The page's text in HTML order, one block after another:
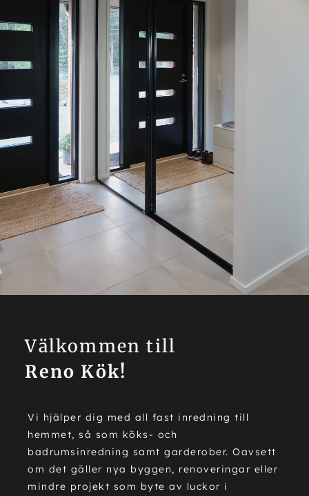
Välkommen till
Reno Kök!
Vi hjälper dig med all fast inredning till
hemmet, så som köks- och
badrumsinredning samt garderober. Oavsett
om det gäller nya byggen, renoveringar eller
mindre projekt som byte av luckor i